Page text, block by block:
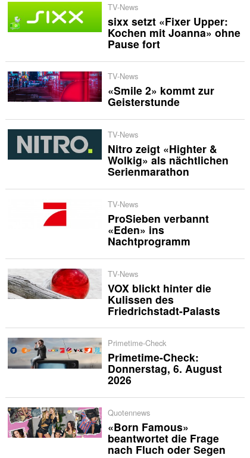
TV-News
sixx setzt «Fixer Upper:
Kochen mit Joanna» ohne
Pause fort
TV-News
«Smile 2» kommt zur
Geisterstunde
TV-News
Nitro zeigt «Highter &
Wolkig» als nächtlichen
Serienmarathon
TV-News
ProSieben verbannt
«Eden» ins
Nachtprogramm
TV-News
VOX blickt hinter die
Kulissen des
Friedrichstadt-Palasts
Primetime-Check
Primetime-Check:
Donnerstag, 6. August
2026
Quotennews
«Born Famous»
beantwortet die Frage
nach Fluch oder Segen